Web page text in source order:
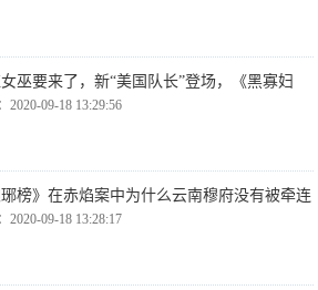
巫要来了，新“美国队长”登场，《黑寡妇
2020-09-18 13:29:56
琊榜》在赤焰案中为什么云南穆府没有被牵连
2020-09-18 13:28:17